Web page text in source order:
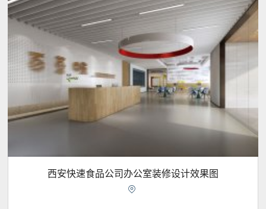
西安快速食品公司办公室装修设计效果图
